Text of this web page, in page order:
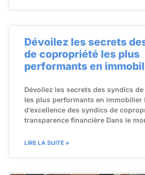
Dévoilez les secrets
de copropriété les plus
performants en
Dévoilez les secrets des syndics
les plus performants en immobilier
d’excellence des syndics de
transparence financière Dans le
LIRE LA SUITE »